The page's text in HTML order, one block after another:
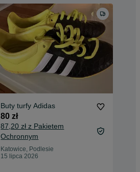
Buty turfy Adidas
80 zł
87,20 zł z Pakietem
Ochronnym
Katowice, Podlesie
15 lipca 2026